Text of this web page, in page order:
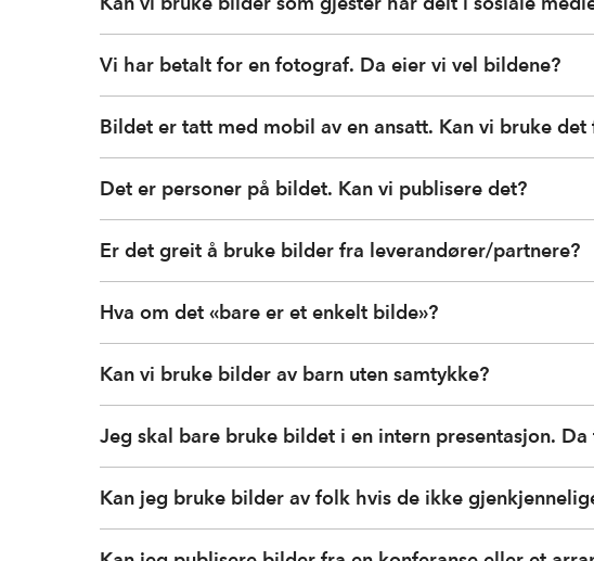
Vi har betalt for en fotograf. Da eier vi vel bildene?
Bildet er tatt med mobil av en ansatt. Kan vi bruke det
Det er personer på bildet. Kan vi publisere det?
Er det greit å bruke bilder fra leverandører/partnere?
Hva om det «bare er et enkelt bilde»?
Kan vi bruke bilder av barn uten samtykke?
Jeg skal bare bruke bildet i en intern presentasjon.
Kan jeg bruke bilder av folk hvis de ikke